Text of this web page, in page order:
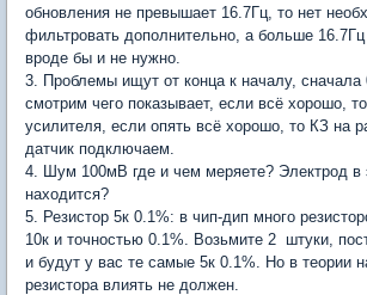
обновления не превышает 16.7Гц, то нет
фильтровать дополнительно, а больше
вроде бы и не нужно.
3. Проблемы ищут от конца к началу,
смотрим чего показывает, если всё хорошо,
усилителя, если опять всё хорошо, то КЗ на
датчик подключаем.
4. Шум 100мВ где и чем меряете? Электрод в
находится?
5. Резистор 5к 0.1%: в чип-дип много
10к и точностью 0.1%. Возьмите 2 штуки,
и будут у вас те самые 5к 0.1%. Но в теории
резистора влиять не должен.